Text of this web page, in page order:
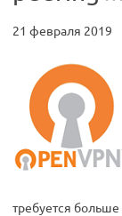
21 февраля 2019
требуется